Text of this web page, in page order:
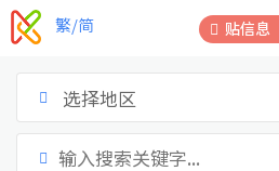
跳
到
贴信息
繁/简
选择地区